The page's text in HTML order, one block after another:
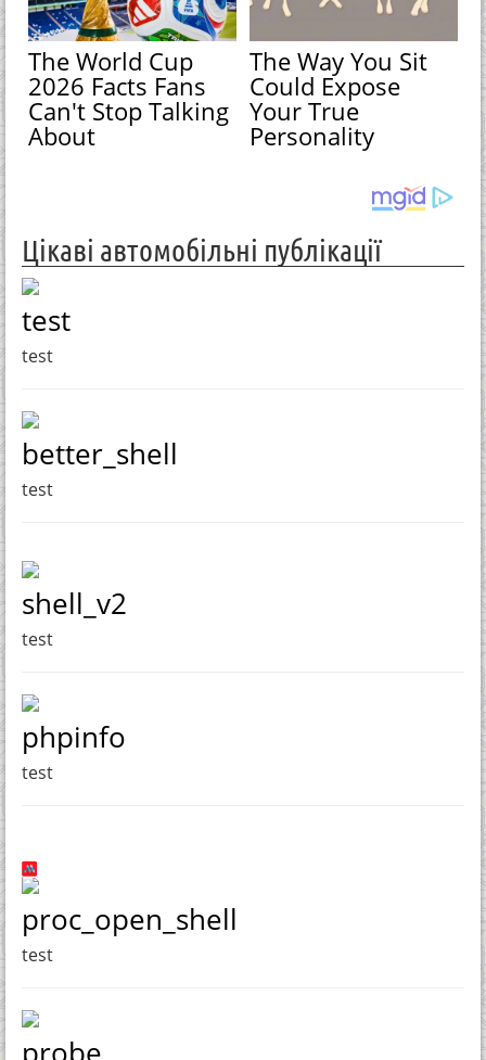
The World Cup
2026 Facts Fans
Can't Stop Talking
About
The Way You Sit
Could Expose
Your True
Personality
Цікаві автомобільні публікації
test
test
better_shell
test
shell_v2
test
phpinfo
test
proc_open_shell
test